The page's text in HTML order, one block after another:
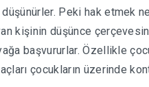
Peki hak etmek
kişinin düşünce
başvururlar. Özellikle
çocukların üzerinde